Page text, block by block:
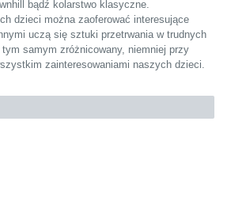
bądź kolarstwo klasyczne.
dzieci można zaoferować interesujące
uczą się sztuki przetrwania w trudnych
samym zróżnicowany, niemniej przy
zainteresowaniami naszych dzieci.